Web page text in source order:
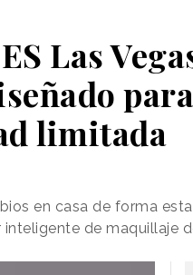
Las
limitada
en casa de forma
de maquillaje